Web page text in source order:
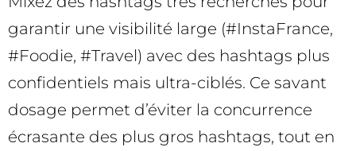
garantir une visibilité large (#InstaFrance,
#Foodie, #Travel) avec des hashtags plus
confidentiels mais ultra-ciblés. Ce savant
dosage permet d’éviter la concurrence
écrasante des plus gros hashtags, tout en